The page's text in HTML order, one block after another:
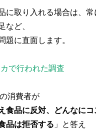
に取り入れる場合は、
など、
題に直面します。
で行われた調査
消費者が
食品に反対、どんなに
品は拒否する 」と答え